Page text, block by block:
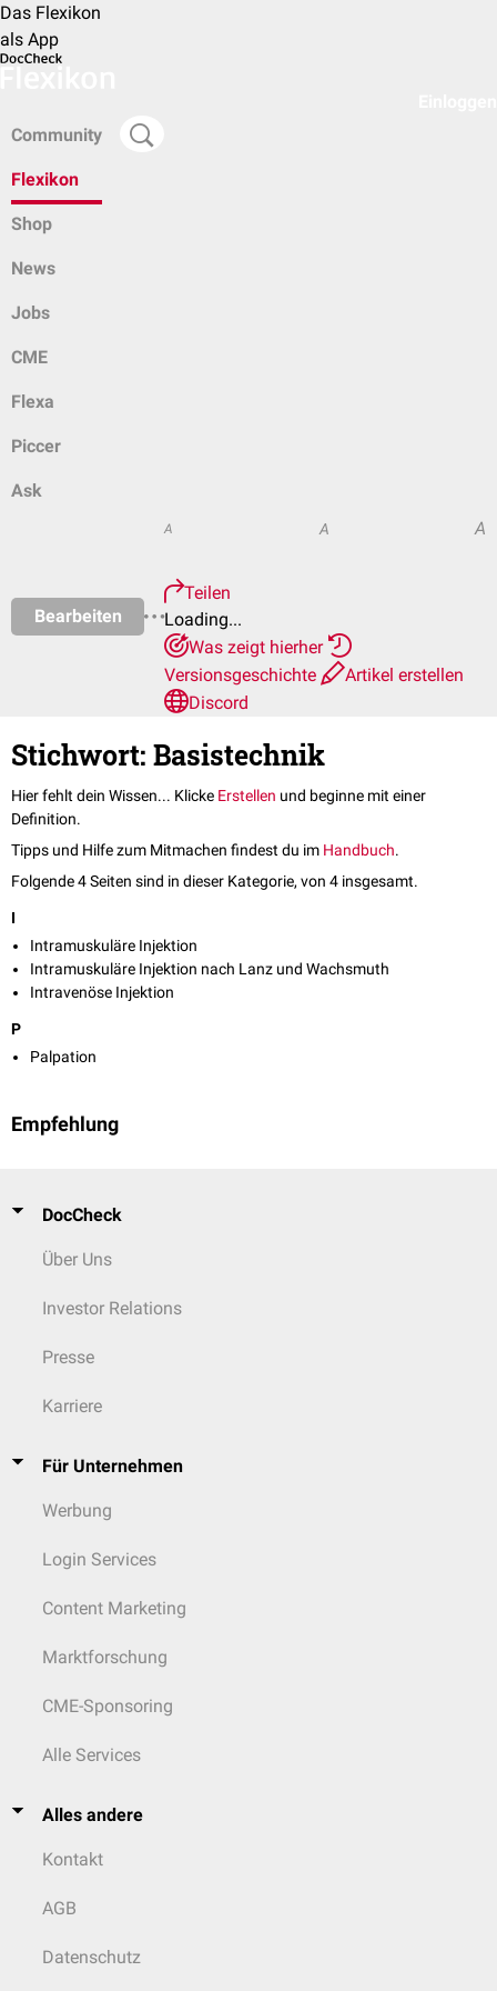
Das Flexikon
als App
Community
Flexikon
Shop
News
Jobs
CME
Flexa
Piccer
Ask
Bearbeiten
A A A
Teilen
Loading...
Was zeigt hierher
Versionsgeschichte
Artikel erstellen
Discord
Stichwort: Basistechnik
Hier fehlt dein Wissen... Klicke Erstellen und beginne mit einer
Definition.
Tipps und Hilfe zum Mitmachen findest du im Handbuch.
Folgende 4 Seiten sind in dieser Kategorie, von 4 insgesamt.
I
Intramuskuläre Injektion
Intramuskuläre Injektion nach Lanz und Wachsmuth
Intravenöse Injektion
P
Palpation
Empfehlung
DocCheck
Über Uns
Investor Relations
Presse
Karriere
Für Unternehmen
Werbung
Login Services
Content Marketing
Marktforschung
CME-Sponsoring
Alle Services
Alles andere
Kontakt
AGB
Datenschutz